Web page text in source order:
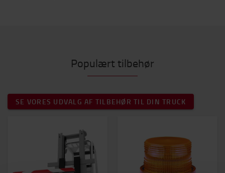
Populært tilbehør
SE VORES UDVALG AF TILBEHØR TIL DIN TRUCK